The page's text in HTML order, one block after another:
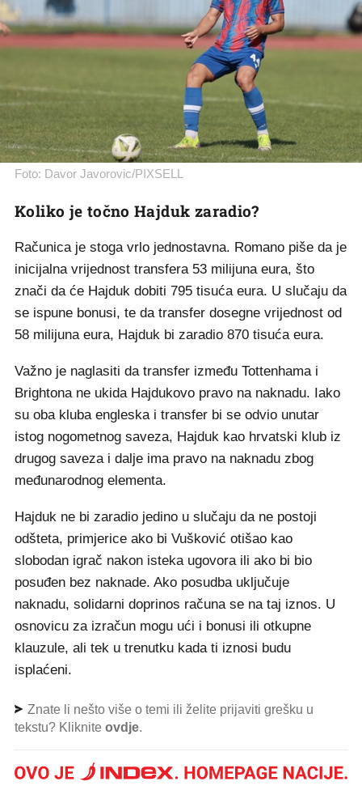
Foto: Davor Javorovic/PIXSELL
Koliko je točno Hajduk zaradio?
Računica je stoga vrlo jednostavna. Romano piše da je
inicijalna vrijednost transfera 53 milijuna eura, što
znači da će Hajduk dobiti 795 tisuća eura. U slučaju da
se ispune bonusi, te da transfer dosegne vrijednost od
58 milijuna eura, Hajduk bi zaradio 870 tisuća eura.
Važno je naglasiti da transfer između Tottenhama i
Brightona ne ukida Hajdukovo pravo na naknadu. Iako
su oba kluba engleska i transfer bi se odvio unutar
istog nogometnog saveza, Hajduk kao hrvatski klub iz
drugog saveza i dalje ima pravo na naknadu zbog
međunarodnog elementa.
Hajduk ne bi zaradio jedino u slučaju da ne postoji
odšteta, primjerice ako bi Vušković otišao kao
slobodan igrač nakon isteka ugovora ili ako bi bio
posuđen bez naknade. Ako posudba uključuje
naknadu, solidarni doprinos računa se na taj iznos. U
osnovicu za izračun mogu ući i bonusi ili otkupne
klauzule, ali tek u trenutku kada ti iznosi budu
isplaćeni.
Znate li nešto više o temi ili želite prijaviti grešku u
tekstu? Kliknite ovdje.